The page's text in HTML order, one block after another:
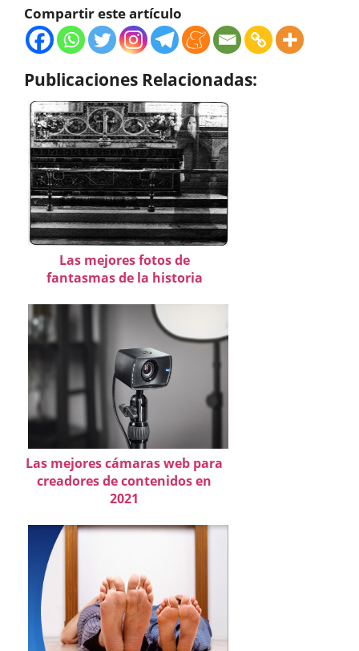
Compartir este artículo
Publicaciones Relacionadas:
Las mejores fotos de
fantasmas de la historia
Las mejores cámaras web para
creadores de contenidos en
2021